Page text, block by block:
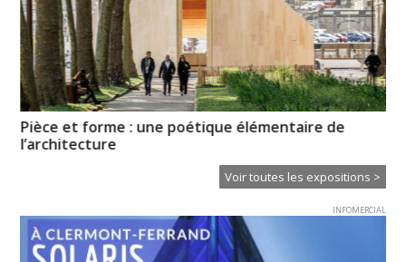
Pièce et forme : une poétique élémentaire de
l’architecture
Voir toutes les expositions >
INFOMERCIAL